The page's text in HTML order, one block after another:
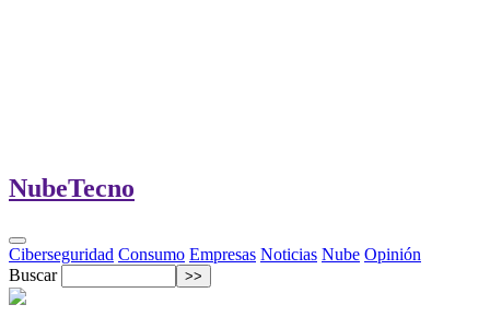
NubeTecno
Ciberseguridad Consumo Empresas Noticias Nube Opinión
Buscar